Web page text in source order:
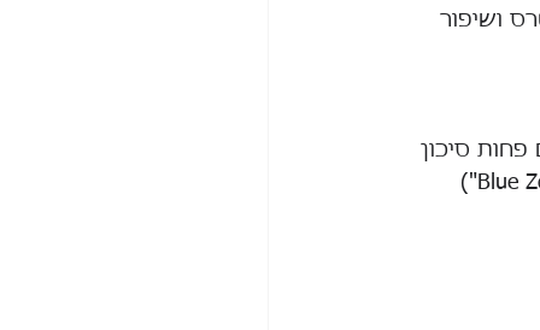
ושיפור
סיכון
להשמנה, סוכרת ומחלות לב. הקהילות שחיות הכי הרבה בעולם (כמו ה-"Blue Zones")